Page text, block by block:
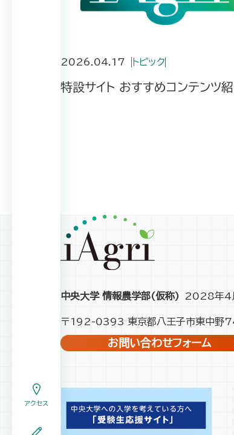
アクセス
2026.04.17 トピック
特設サイト おすすめコンテンツ
中央大学 情報農学部(仮称) 2028年4
〒192-0393 東京都八王子市東中野
お問い合わせフォーム